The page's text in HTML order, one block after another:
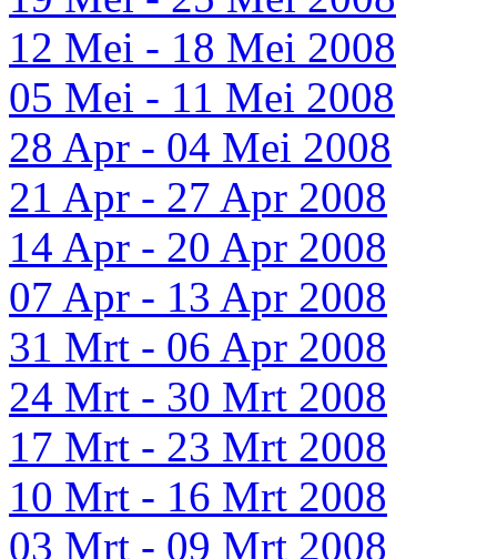
12 Mei - 18 Mei 2008
05 Mei - 11 Mei 2008
28 Apr - 04 Mei 2008
21 Apr - 27 Apr 2008
14 Apr - 20 Apr 2008
07 Apr - 13 Apr 2008
31 Mrt - 06 Apr 2008
24 Mrt - 30 Mrt 2008
17 Mrt - 23 Mrt 2008
10 Mrt - 16 Mrt 2008
03 Mrt - 09 Mrt 2008